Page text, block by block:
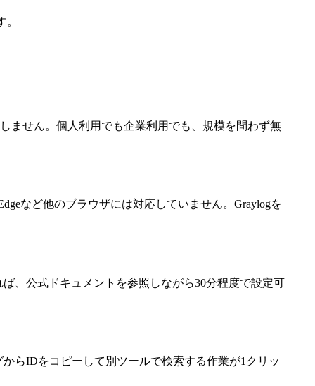
ません。個人利用でも企業利用でも、規模を問わず無
など他のブラウザには対応していません。Graylogを
、公式ドキュメントを参照しながら30分程度で設定可
らIDをコピーして別ツールで検索する作業が1クリッ